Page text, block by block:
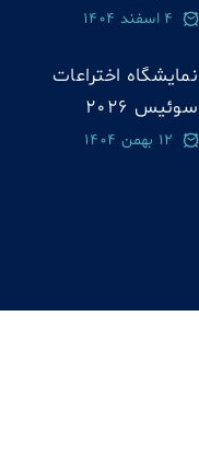
4 اسفند 1404
نمایشگاه اختراعات
سوئيس 2026
12 بهمن 1404